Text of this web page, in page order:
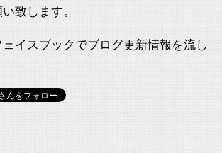
致します。
イスブックでブログ更新情報を流し